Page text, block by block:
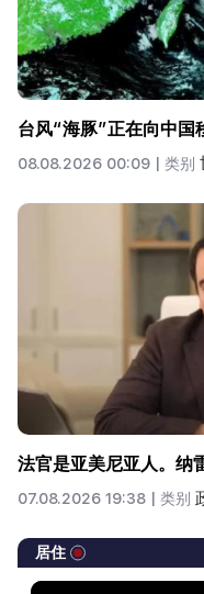
台风“海豚”正在向中
08.08.2026 00:09 | 类别
法官是亚美尼亚人。纳
07.08.2026 19:38 | 类别
居住